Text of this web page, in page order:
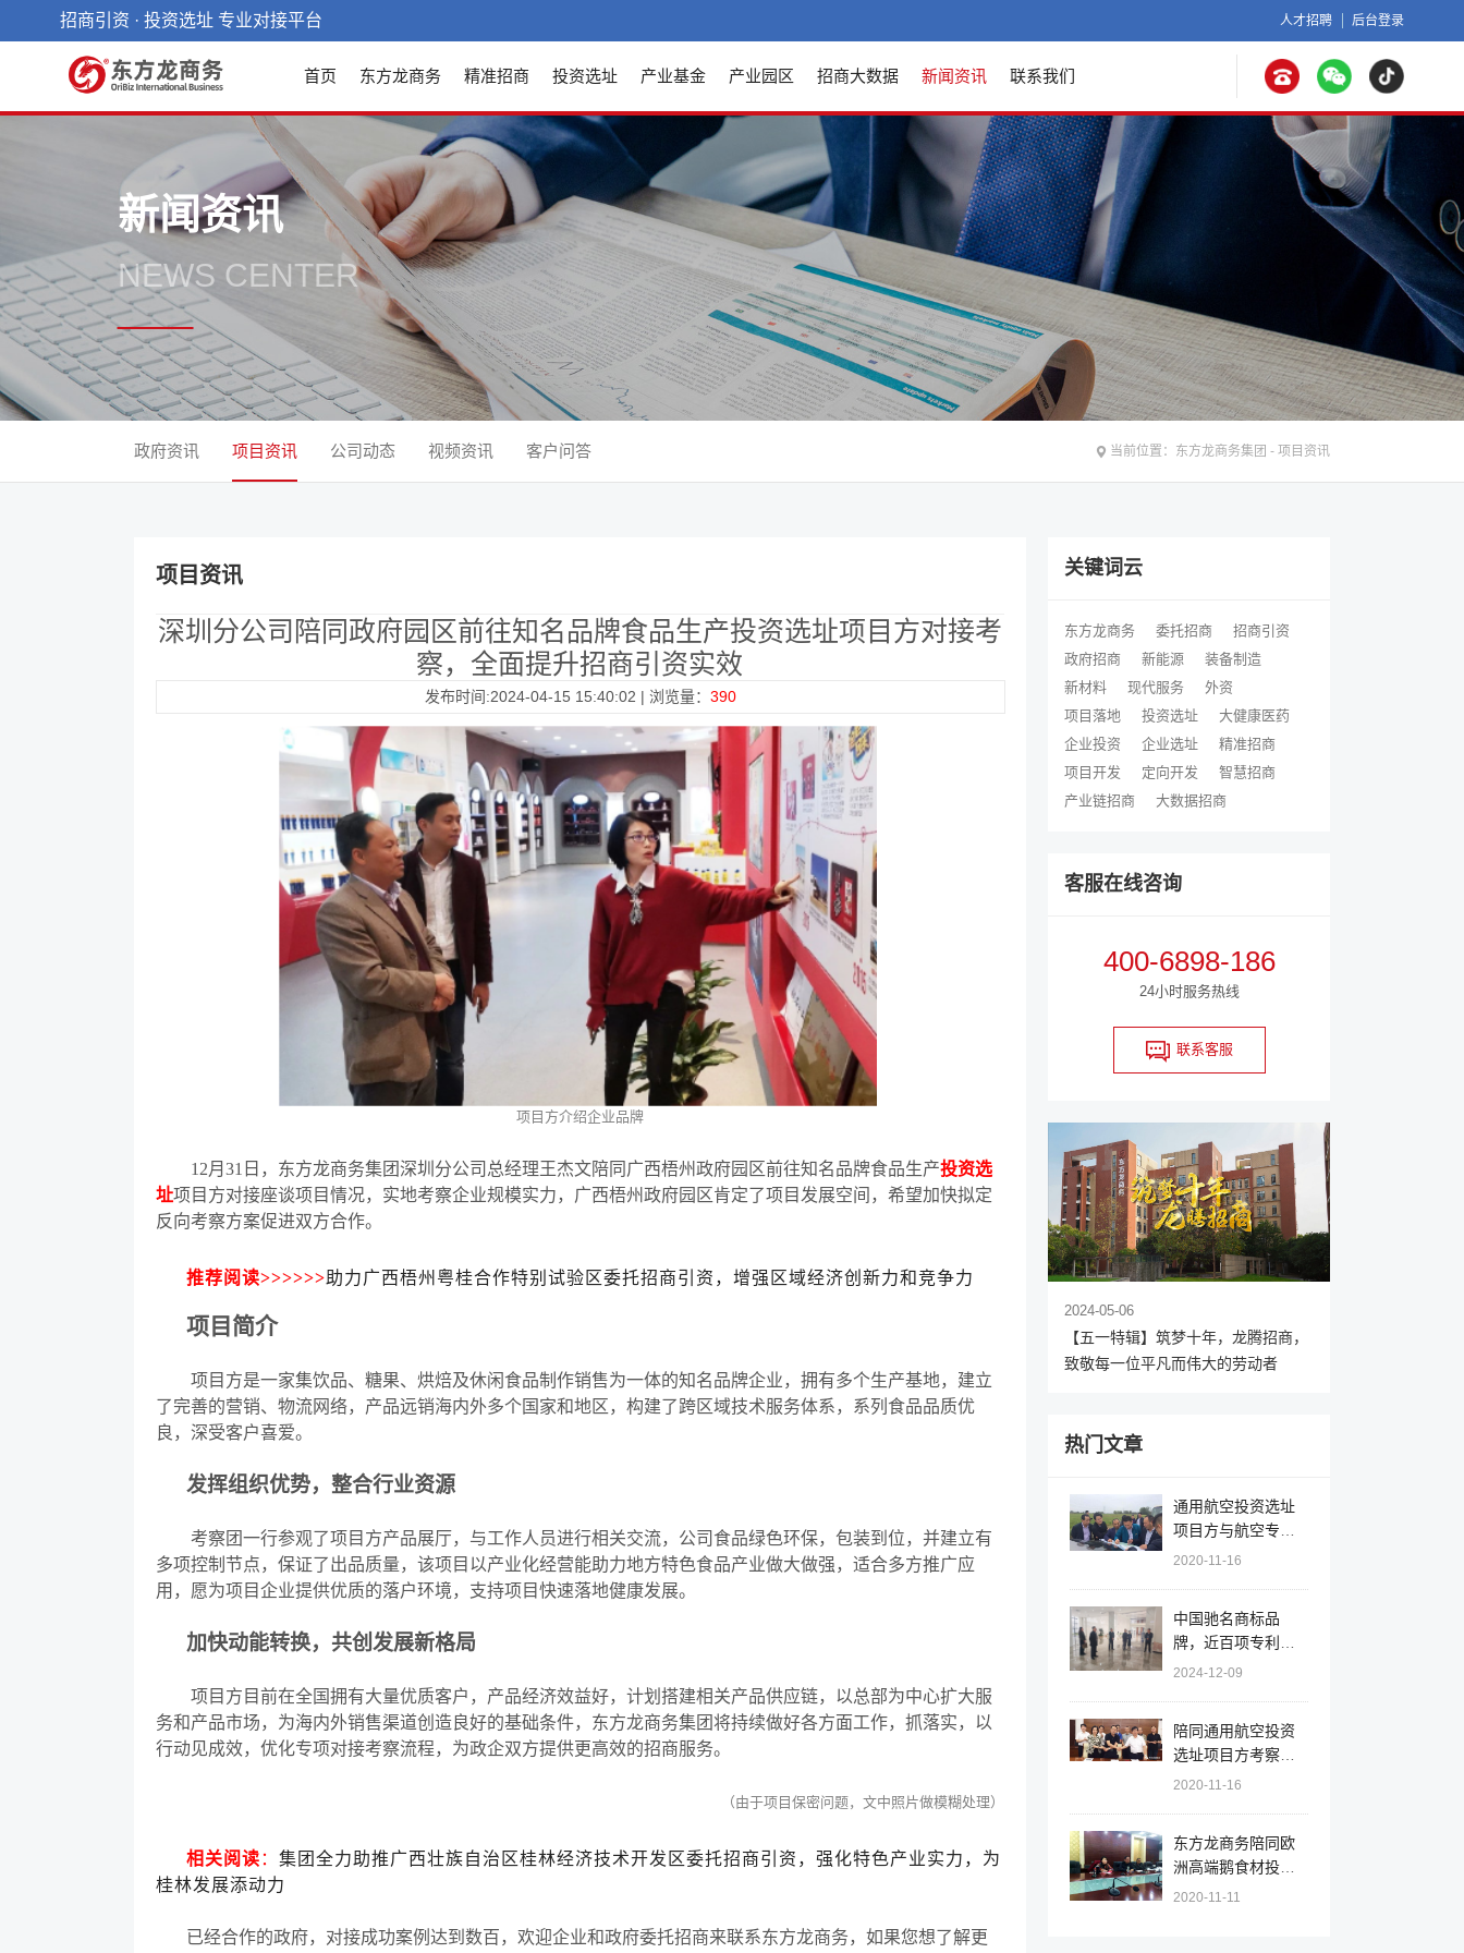
招商引资 · 投资选址 专业对接平台 人才招聘 后台登录
首页 东方龙商务 精准招商 投资选址 产业基金 产业园区 招商大数据 新闻资讯 联系我们
新闻资讯
NEWS CENTER
当前位置： 东方龙商务集团 -项目资讯
政府资讯 项目资讯 公司动态 视频资讯 客户问答
项目资讯
深圳分公司陪同政府园区前往知名品牌食品生产投资选址项目方对接考
察，全面提升招商引资实效
发布时间:2024-04-15 15:40:02 | 浏览量： 390
项目方介绍企业品牌
12月31日，东方龙商务集团深圳分公司总经理王杰文陪同广西梧州政府园区前往知名品牌食品生产投资选
址项目方对接座谈项目情况，实地考察企业规模实力，广西梧州政府园区肯定了项目发展空间，希望加快拟定
反向考察方案促进双方合作。
推荐阅读>>>>>>助力广西梧州粤桂合作特别试验区委托招商引资，增强区域经济创新力和竞争力
项目简介
项目方是一家集饮品、糖果、烘焙及休闲食品制作销售为一体的知名品牌企业，拥有多个生产基地，建立
了完善的营销、物流网络，产品远销海内外多个国家和地区，构建了跨区域技术服务体系，系列食品品质优
良，深受客户喜爱。
发挥组织优势，整合行业资源
考察团一行参观了项目方产品展厅，与工作人员进行相关交流，公司食品绿色环保，包装到位，并建立有
多项控制节点，保证了出品质量，该项目以产业化经营能助力地方特色食品产业做大做强，适合多方推广应
用，愿为项目企业提供优质的落户环境，支持项目快速落地健康发展。
加快动能转换，共创发展新格局
项目方目前在全国拥有大量优质客户，产品经济效益好，计划搭建相关产品供应链，以总部为中心扩大服
务和产品市场，为海内外销售渠道创造良好的基础条件，东方龙商务集团将持续做好各方面工作，抓落实，以
行动见成效，优化专项对接考察流程，为政企双方提供更高效的招商服务。
（由于项目保密问题，文中照片做模糊处理）
相关阅读 ： 集团全力助推广西壮族自治区桂林经济技术开发区委托招商引资，强化特色产业实力，为
桂林发展添动力
已经合作的政府，对接成功案例达到数百，欢迎企业和政府委托招商来联系东方龙商务，如果您想了解更
关键词云
东方龙商务 委托招商
招商引资
政府招商
新能源
装备制造
新材料
现代服务
外资
项目落地
投资选址
大健康医药
企业投资
企业选址
精准招商
项目开发
定向开发
智慧招商
产业链招商
大数据招商
客服在线咨询
400-6898-186
24小时服务热线
联系客服
2024-05-06
【五一特辑】筑梦十年，龙腾招商，
致敬每一位平凡而伟大的劳动者
热门文章
通用航空投资选址
项目方与航空专家
组赴安徽天长调研
2020-11-16
中国驰名商标品
牌，近百项专利！
辽宁大连北黄海经
源综合利用投资选
址项目
2024-12-09
陪同通用航空投资
选址项目方考察安
徽天长市，签订百
2020-11-16
东方龙商务陪同欧
洲高端鹅食材投资
选址项目方考察江
2020-11-11